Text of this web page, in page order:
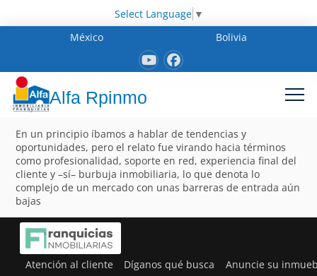
Select Language ▼
México
Bolivia
Alfa Rpinmo
En un principio íbamos a hablar de tendencias y
oportunidades, pero el relato fue virando hacia términos
como profesionalidad, soporte en red, experiencia final del
cliente y –sí– burbuja inmobiliaria, lo que denota lo
complejo de un mercado con unas barreras de entrada aún
bajas
Atención al cliente Díganos qué busca Anuncie su